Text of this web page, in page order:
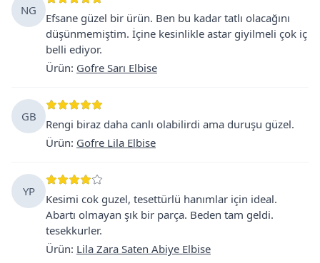
NG
Efsane güzel bir ürün. Ben bu kadar tatlı olacağını
düşünmemiştim. İçine kesinlikle astar giyilmeli çok iç
belli ediyor.
Ürün: Gofre Sarı Elbise
GB
Rengi biraz daha canlı olabilirdi ama duruşu güzel.
Ürün: Gofre Lila Elbise
YP
Kesimi cok guzel, tesettürlü hanımlar için ideal.
Abartı olmayan şık bir parça. Beden tam geldi.
tesekkurler.
Ürün: Lila Zara Saten Abiye Elbise